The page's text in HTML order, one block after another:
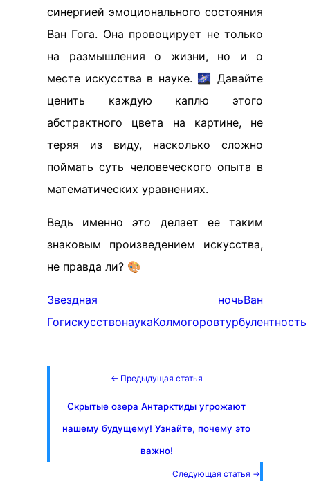
синергией эмоционального состояния
Ван Гога. Она провоцирует не только
на размышления о жизни, но и о
месте искусства в науке. 🌌 Давайте
ценить каждую каплю этого
абстрактного цвета на картине, не
теряя из виду, насколько сложно
поймать суть человеческого опыта в
математических уравнениях.
Ведь именноэто делает ее таким
знаковым произведением искусства,
не правда ли? 🎨
Звездная ночьВан
ГогискусствонаукаКолмогоровтурбулентность
← Предыдущая статья
Скрытые озера Антарктиды угрожают
нашему будущему! Узнайте, почему это
важно!
Следующая статья →